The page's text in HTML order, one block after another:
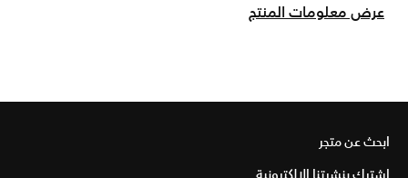
عرض معلومات المنتج
ابحث عن متجر